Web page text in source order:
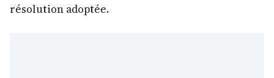
résolution adoptée.